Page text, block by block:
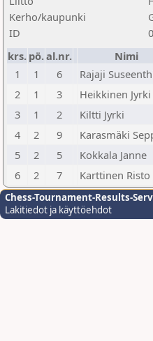
Kerho/kaupunki
ID
0
krs. pö.al.nr. Nimi
1
1 6 Rajaji
2
1 3 Heikkinen Jyrki
3
1 2 Kiltti Jyrki
4
2 9 Karasmäki
5
2 5 Kokkala Janne
6
2 7 Karttinen Risto
Chess-Tournament-Results-
Lakitiedot ja käyttöehdot